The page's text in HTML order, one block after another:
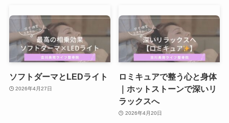
ソフトダーマとLEDライト
2026年4月27日
ロミキュアで整う心と身体
｜ホットストーンで深いリ
ラックスへ
2026年4月20日